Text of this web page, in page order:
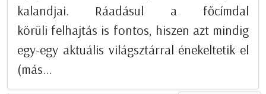
kalandjai. Ráadásul a főcímdal
körüli felhajtás is fontos, hiszen azt mindig
egy-egy aktuális világsztárral énekeltetik el
(más...